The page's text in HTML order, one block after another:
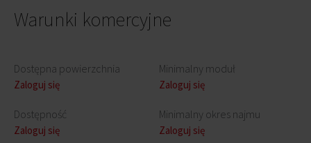
Warunki komercyjne
Dostępna powierzchnia
Zaloguj się
Dostępność
Zaloguj się
Minimalny moduł
Zaloguj się
Minimalny okres najmu
Zaloguj się